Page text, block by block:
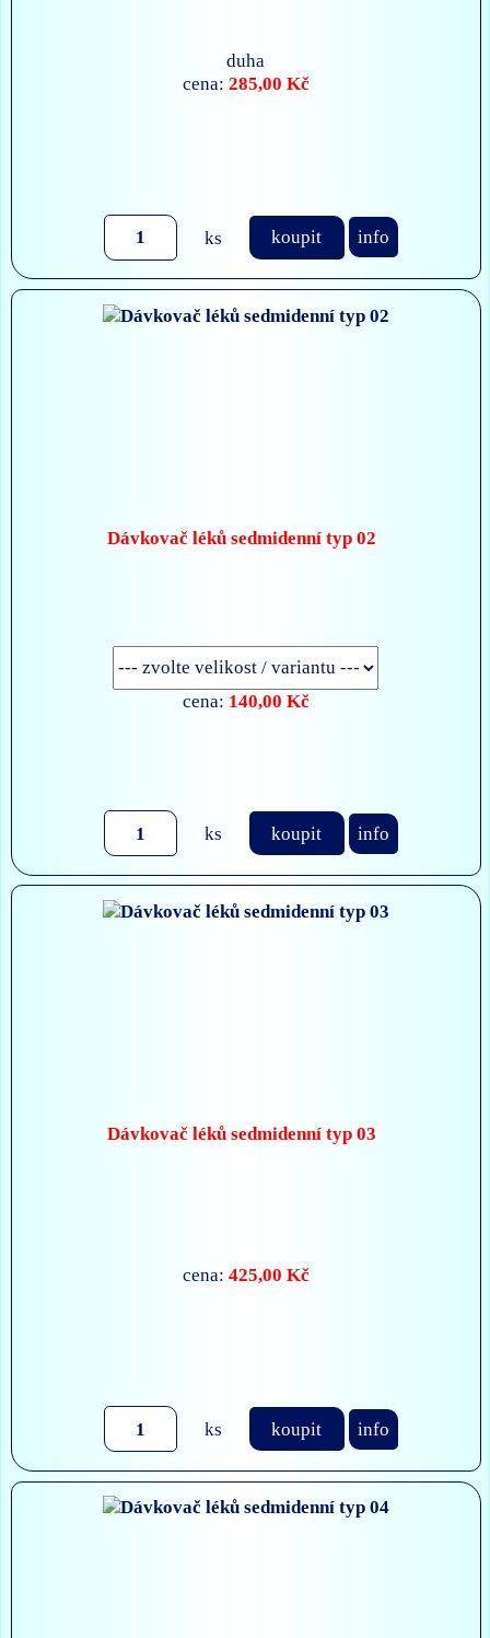
duha
cena: 285,00 Kč
ks koupit info
Dávkovač léků sedmidenní typ 02
cena: 140,00 Kč
ks koupit info
Dávkovač léků sedmidenní typ 03
cena: 425,00 Kč
ks koupit info